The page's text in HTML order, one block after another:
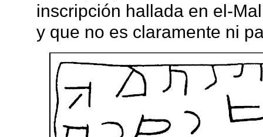
inscripción hallada en el-
y que no es claramente ni